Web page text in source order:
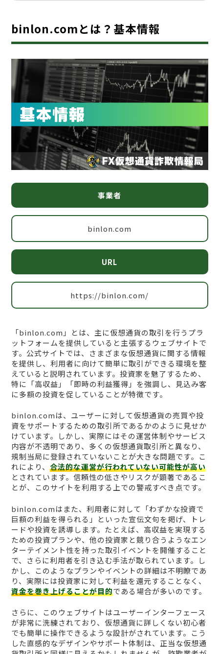
binlon.comとは？基本情報
事業者
binlon.com
URL
https://binlon.com/
「binlon.com」とは、主に仮想通貨の取引を行うプラ
ットフォームを提供していると主張するウェブサイトで
す。公式サイトでは、さまざまな仮想通貨に関する情報
を提供し、利用者に向けて簡単に取引ができる環境を整
えていると説明されています。投資家を魅了するため、
特に「高収益」「即時の利益獲得」を強調し、見込み客
に多額の投資を促していることが特徴です。
binlon.comは、ユーザーに対して仮想通貨の売買や投
資をサポートするための取引所であるかのように見せか
けています。しかし、実際にはその運営体制やサービス
内容が不透明であり、多くの仮想通貨取引所と異なり、
規制当局に登録されていないことが大きな問題です。こ
れにより、 合法的な運営が行われていない可能性が高い
とされています。信頼性の低さやリスクが顕著であるこ
とが、このサイトを利用する上での警戒すべき点です。
binlon.comはまた、利用者に対して「わずかな投資で
巨額の利益を得られる」といった宣伝文句を掲げ、トレ
ードや投資を誘導します。たとえば、高収益を実現する
ための投資プランや、他の投資家と競り合うようなエン
ターテイメント性を持った取引イベントを開催すること
で、さらに利用者を引き込む手法が取られています。し
かし、このようなプランやイベントの詳細は不明瞭であ
り、実際には投資家に対して利益を還元することなく、
資金を巻き上げることが目的である場合が多いのです。
さらに、このウェブサイトはユーザーインターフェース
が非常に洗練されており、仮想通貨に詳しくない初心者
でも簡単に操作できるような設計がされています。こう
した直感的なデザインやサポート体制は、正当な仮想通